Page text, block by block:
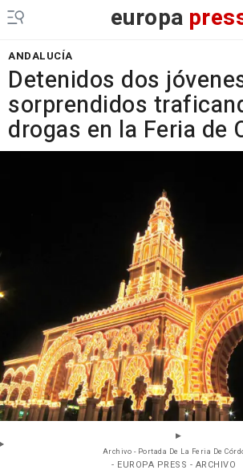
europa
ANDALUCÍA
Detenidos dos
sorprendidos
drogas en la Feria de
Archivo - Portada De La Feria De
- EUROPA PRESS - ARCHIVO